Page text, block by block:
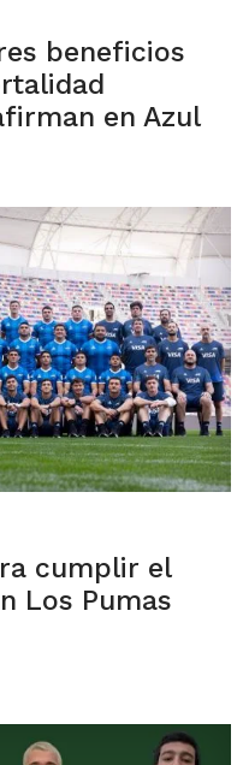
beneficios
en Azul
cumplir el
Los Pumas